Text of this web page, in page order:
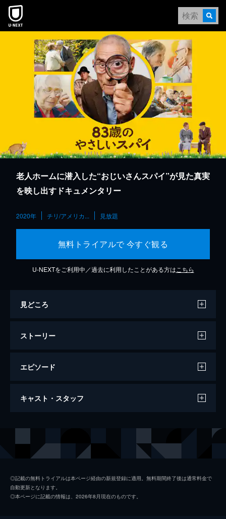
本文へスキップ
老人ホームに潜入した“おじいさんスパイ”が見た真実
を映し出すドキュメンタリー
2020年 チリ/アメリカ... 見放題
無料トライアルで 今すぐ観る
U-NEXTをご利用中／過去に利用したことがある方は こちら
見どころ
ストーリー
エピソード
83歳のやさしいスパイ
キャスト・スタッフ
◎記載の無料トライアルは本ページ経由の新規登録に適用。無料期間終了後は通常料金で
自動更新となります。
◎本ページに記載の情報は、2026年8月現在のものです。